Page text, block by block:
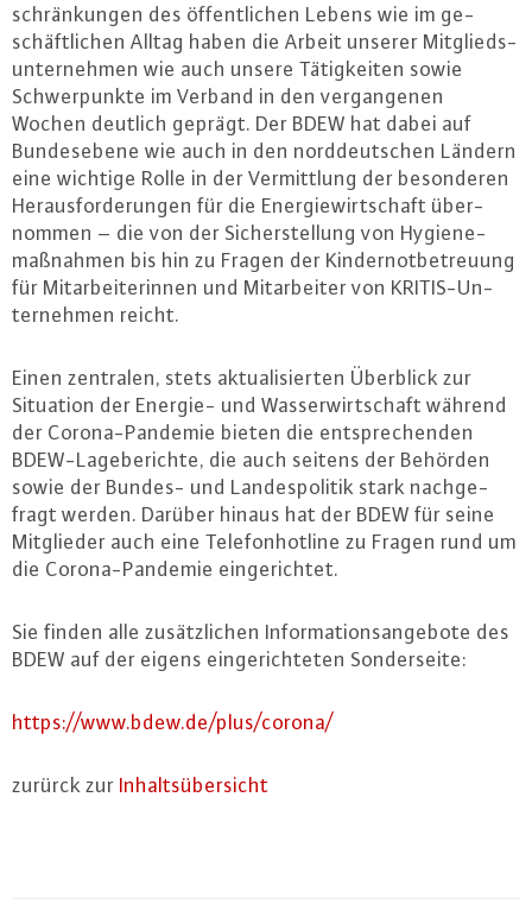
schrän­kun­gen des öf­fent­li­chen Lebens wie im ge­
schäft­li­chen Alltag haben die Arbeit unserer Mit­glieds­
un­ter­neh­men wie auch unsere Tä­tig­kei­ten sowie
Schwer­punk­te im Verband in den ver­gan­ge­nen
Wochen deutlich geprägt. Der BDEW hat dabei auf
Bun­des­ebe­ne wie auch in den nord­deut­schen Ländern
eine wichtige Rolle in der Ver­mitt­lung der be­son­de­ren
Her­aus­for­de­run­gen für die En­er­gie­wirt­schaft über­
nom­men – die von der Si­cher­stel­lung von Hy­gie­ne­
maß­nah­men bis hin zu Fragen der Kin­der­not­be­treu­ung
für Mit­ar­bei­te­rin­nen und Mit­ar­bei­ter von KRI­TIS-Un­
ter­neh­men reicht.
Einen zentralen, stets ak­tua­li­sier­ten Überblick zur
Situation der Energie- und Was­ser­wirt­schaft während
der Co­ro­na-Pan­de­mie bieten die ent­spre­chen­den
BDEW-La­ge­be­rich­te, die auch seitens der Behörden
sowie der Bundes- und Lan­des­po­li­tik stark nach­ge­
fragt werden. Darüber hinaus hat der BDEW für seine
Mit­glie­der auch eine Te­le­fon­hot­line zu Fragen rund um
die Co­ro­na-Pan­de­mie ein­ge­rich­tet.
Sie finden alle zu­sätz­li­chen In­for­ma­ti­ons­an­ge­bo­te des
BDEW auf der eigens ein­ge­rich­te­ten Son­der­sei­te:
https://​www.​bdew.​de/​plus/​corona/
zurürck zur In­halts­über­sicht